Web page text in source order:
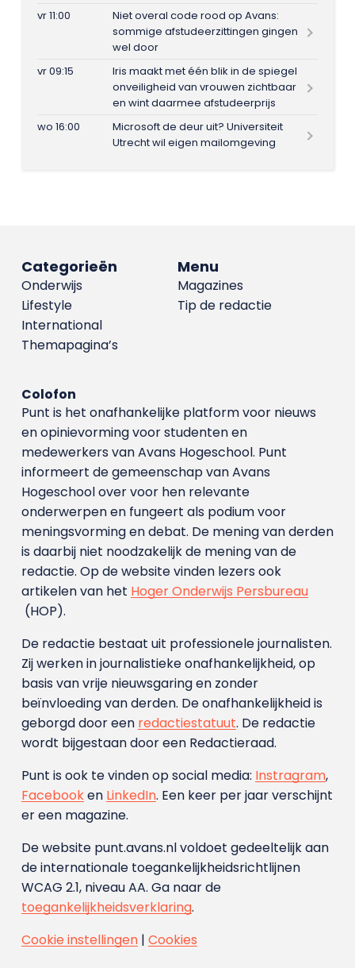
vr 11:00
Niet overal code rood op Avans:
sommige afstudeerzittingen gingen
wel door
vr 09:15
Iris maakt met één blik in de spiegel
onveiligheid van vrouwen zichtbaar
en wint daarmee afstudeerprijs
wo 16:00
Microsoft de deur uit? Universiteit
Utrecht wil eigen mailomgeving
Menu
Magazines
Tip de redactie
Categorieën
Onderwijs
Lifestyle
International
Themapagina’s
Colofon
Punt is het onafhankelijke platform voor nieuws
en opinievorming voor studenten en
medewerkers van Avans Hoge­school. Punt
informeert de gemeenschap van Avans
Hogeschool over voor hen relevante
onderwerpen en fungeert als podium voor
meningsvorming en debat. De mening van derden
is daarbij niet noodzakelijk de mening van de
redactie. Op de website vinden lezers ook
artikelen van het Hoger Onderwijs Persbureau
(HOP).
De redactie bestaat uit professionele journalisten.
Zij werken in journalistieke onafhankelijkheid, op
basis van vrije nieuwsgaring en zonder
beïnvloeding van derden. De onafhankelijkheid is
geborgd door een redactiestatuut. De redactie
wordt bijgestaan door een Redactieraad.
Punt is ook te vinden op social media: Instragram,
Facebooken LinkedIn. Een keer per jaar verschijnt
er een magazine.
De website punt.avans.nl voldoet gedeeltelijk aan
de internationale toegankelijkheidsrichtlijnen
WCAG 2.1, niveau AA. Ga naar de
toegankelijkheidsverklaring.
Cookie instellingen| Cookies